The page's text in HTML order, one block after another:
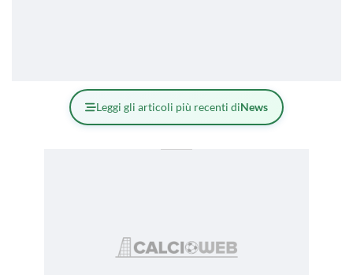
Leggi gli articoli più recenti diNews